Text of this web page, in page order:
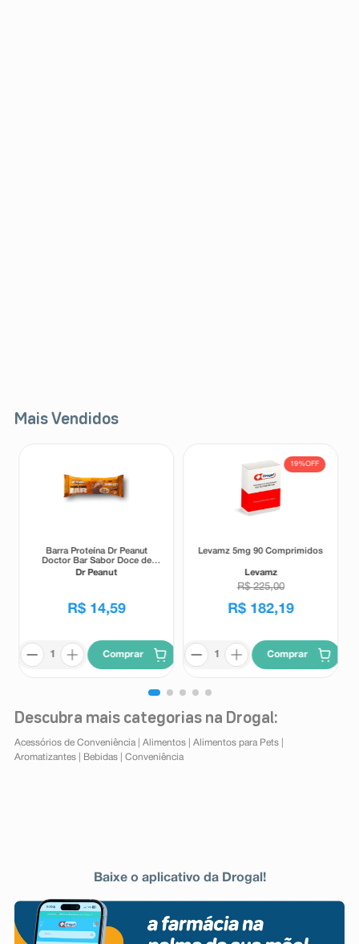
Mais Vendidos
Barra Proteína Dr Peanut
Doctor Bar Sabor Doce de
Leite 62g
Dr Peanut
R$ 14,59
Comprar
19%OFF
Levamz 5mg 90 Comprimidos
Levamz
R$ 225,00
R$ 182,19
Comprar
Descubra mais categorias na Drogal:
Acessórios de Conveniência| Alimentos| Alimentos para Pets|
Aromatizantes| Bebidas| Conveniência
Baixe o aplicativo da Drogal!